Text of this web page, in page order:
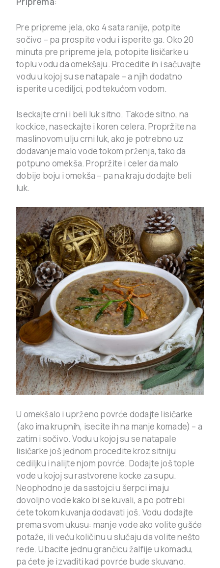
Pre pripreme jela, oko 4 sata ranije, potpite
sočivo – pa prospite vodu i isperite ga. Oko 20
minuta pre pripreme jela, potopite lisičarke u
toplu vodu da omekšaju. Procedite ih i sačuvajte
vodu u kojoj su se natapale – a njih dodatno
isperite u cediljci, pod tekućom vodom.
Iseckajte crni i beli luk sitno. Takođe sitno, na
kockice, naseckajte i koren celera. Propržite na
maslinovom ulju crni luk, ako je potrebno uz
dodavanje malo vode tokom prženja, tako da
potpuno omekša. Propržite i celer da malo
dobije boju i omekša – pa na kraju dodajte beli
luk.
U omekšalo i uprženo povrće dodajte lisičarke
(ako ima krupnih, isecite ih na manje komade) – a
zatim i sočivo. Vodu u kojoj su se natapale
lisičarke još jednom procedite kroz sitniju
cediljku i nalijte njom povrće. Dodajte još tople
vode u kojoj su rastvorene kocke za supu.
Neophodno je da sastojci u šerpci imaju
dovoljno vode kako bi se kuvali, a po potrebi
ćete tokom kuvanja dodavati još. Vodu dodajte
prema svom ukusu: manje vode ako volite gušće
potaže, ili veću količinu u slučaju da volite nešto
ređe. Ubacite jednu grančicu žalfije u komadu,
pa ćete je izvaditi kad povrće bude skuvano.